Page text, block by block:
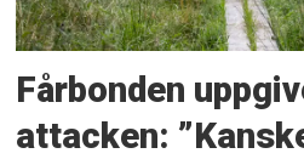
Fårbonden
attacken: